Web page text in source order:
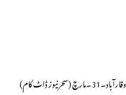
وقارآباد۔31۔مارچ (سحرنیوز ڈاٹ کام)